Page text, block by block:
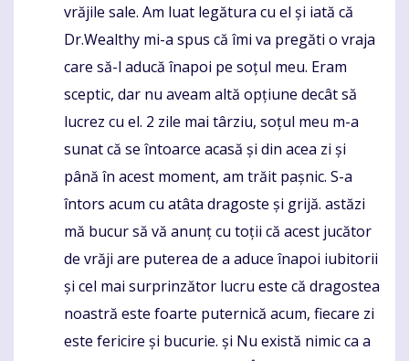
vrăjile sale. Am luat legătura cu el și iată că
Dr.Wealthy mi-a spus că îmi va pregăti o vraja
care să-l aducă înapoi pe soțul meu. Eram
sceptic, dar nu aveam altă opțiune decât să
lucrez cu el. 2 zile mai târziu, soțul meu m-a
sunat că se întoarce acasă și din acea zi și
până în acest moment, am trăit pașnic. S-a
întors acum cu atâta dragoste și grijă. astăzi
mă bucur să vă anunț cu toții că acest jucător
de vrăji are puterea de a aduce înapoi iubitorii
și cel mai surprinzător lucru este că dragostea
noastră este foarte puternică acum, fiecare zi
este fericire și bucurie. și Nu există nimic ca a